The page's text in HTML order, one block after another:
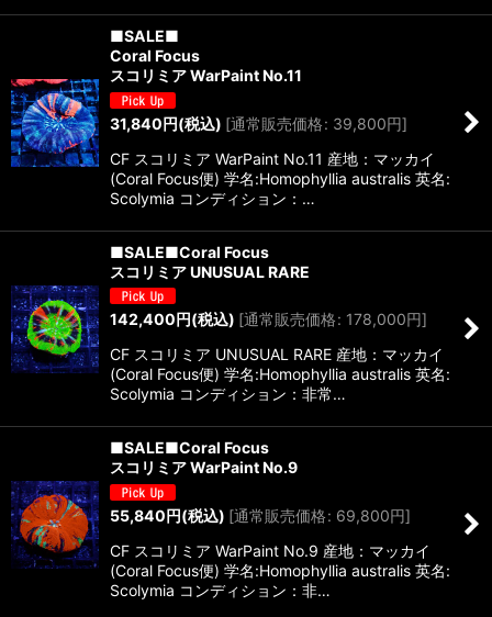
■SALE■
Coral Focus
スコリミア WarPaint No.11
31,840円(税込) [通常販売価格: 39,800円]
CF スコリミア WarPaint No.11 産地：マッカイ
(Coral Focus便) 学名:Homophyllia australis 英名:
Scolymia コンディション：…
■SALE■Coral Focus
スコリミア UNUSUAL RARE
142,400円(税込) [通常販売価格: 178,000円]
CF スコリミア UNUSUAL RARE 産地：マッカイ
(Coral Focus便) 学名:Homophyllia australis 英名:
Scolymia コンディション：非常…
■SALE■Coral Focus
スコリミア WarPaint No.9
55,840円(税込) [通常販売価格: 69,800円]
CF スコリミア WarPaint No.9 産地：マッカイ
(Coral Focus便) 学名:Homophyllia australis 英名:
Scolymia コンディション：非…